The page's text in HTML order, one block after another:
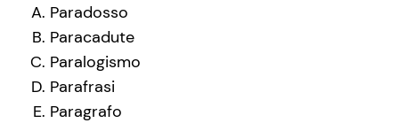
Paradosso
Paracadute
Paralogismo
Parafrasi
Paragrafo